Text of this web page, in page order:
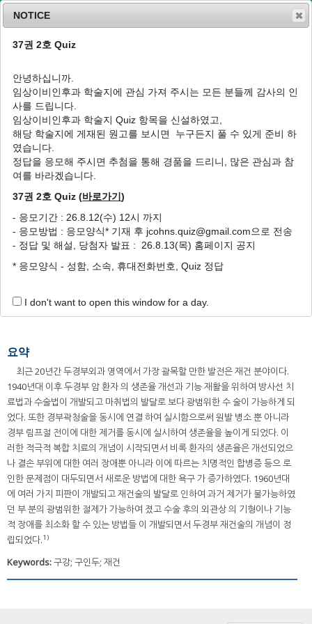
n
v
o
J Clin Otolaryngol Head Neck Surg
14(1 ): 32-39
pISSN: 1225-0244, eISSN: 2713-833X
DOI:https://doi.org/10.35420/jcohns.2003.14.1.32
특집
구강 및 구인두 재건술
김민식 1 , *
Reconstruction of the Oral Cavity and
Oropharynx
Min-Sik Kim
Published Online: May 31, 2020
요약
최근 20년간 두경부외과 영역에서 가장 괄목할 만한 발전은 재건 분야이다.
1940년대 이후 두경부 암 환자 의 생존율 개선과 기능 재활을 위하여 방사선 치
료법과 수술법이 개발되고 마취법의 발달로 보다 광범위한 수 술이 가능하게 되
었다. 또한 경부곽청술을 동시에 연결 하여 실시함으로써 원발 병소 뿐 아니라
경부 림프절 전이에 대한 제거를 동시에 실시하여 생존율을 높이게 되었다. 이
러한 적극적 복합 치료의 개념이 시작되면서 비록 환자의 생존율은 개선되었으
나 결손 부위에 대한 여러 장애뿐 아니라 이에 따르는 치명적인 합병증 등으 로
인한 문제점이 대두되면서 새로운 방법에 대한 욕구 가 증가하였다. 1960년대
에 여러 가지 피판이 개발되고 재건술의 발달로 인하여 과거 제거가 불가능하였
던 부 분의 광범위한 절제가 가능하여 졌고 수술 후의 외관상 의 기형이나 기능
적 장애를 최소화 할 수 있는 방법들 이 개발되면서 두경부 재건술의 개념이 정
립되었다.1)
Keywords:구강; 구인두; 재건
NOTICE
37권 2호 Quiz
안녕하십니까.
임상이비인후과 학술지에 관심 가져 주시는 모든 분들께 감사의 인
사를 드립니다.
임상이비인후과 학술지 Quiz 항목을 신설하였고,
해당 학술지에 게재된 원고를 보시면 누구든지 풀 수 있게 준비 하
였습니다.
정답을 응모해 주시면 추첨을 통해 경품을 드리니, 많은 관심과 참
여를 바라겠습니다.
37권 2호 Quiz (바로가기)
- 응모기간 : 26.8.12(수) 12시 까지
- 응모방법 : 응모양식* 기재 후 jcohns.quiz@gmail.com으로 전송
- 정답 및 해설, 당첨자 발표 : 26.8.13(목) 홈페이지 공지
* 응모양식 - 성함, 소속, 휴대전화번호, Quiz 정답
I don't want to open this window for a day.